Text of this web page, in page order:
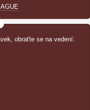
obraťte se na vedení: